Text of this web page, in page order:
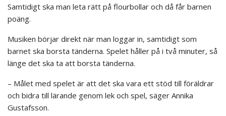
Samtidigt ska man leta rätt på flourbollar och då får barnen
poäng.
Musiken börjar direkt när man loggar in, samtidigt som
barnet ska borsta tänderna. Spelet håller på i två minuter, så
länge det ska ta att borsta tänderna.
– Målet med spelet är att det ska vara ett stöd till föräldrar
och bidra till lärande genom lek och spel, säger Annika
Gustafsson.